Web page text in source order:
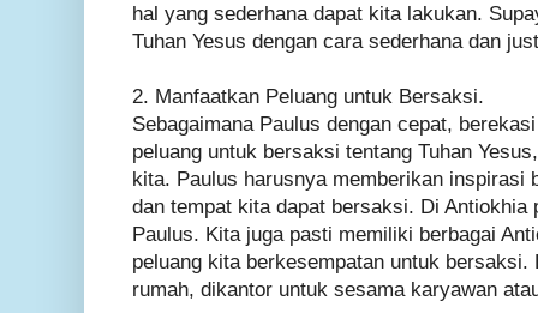
hal yang sederhana dapat kita lakukan.
Tuhan Yesus dengan cara sederhana dan
2. Manfaatkan Peluang untuk Bersaksi.
Sebagaimana Paulus dengan cepat,
peluang untuk bersaksi tentang Tuhan
kita. Paulus harusnya memberikan inspirasi
dan tempat kita dapat bersaksi. Di Antiokhia
Paulus. Kita juga pasti memiliki berbagai
peluang kita berkesempatan untuk bersaksi.
rumah, dikantor untuk sesama karyawan